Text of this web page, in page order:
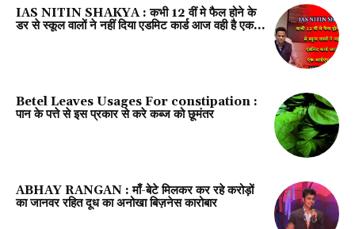
IAS NITIN SHAKYA : कभी 12 वीं मे फैल होने के
डर से स्कूल वालों ने नहीं दिया एडमिट कार्ड आज वही है एक...
Betel Leaves Usages For constipation :
पान के पत्ते से इस प्रकार से करे कब्ज को छूमंतर
ABHAY RANGAN : माँ-बेटे मिलकर कर रहे करोड़ों
का जानवर रहित दूध का अनोखा बिज़नेस कारोबार